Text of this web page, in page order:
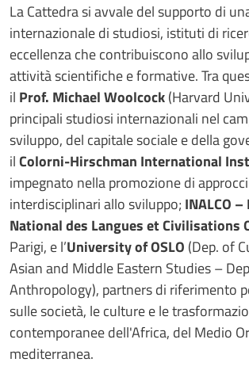
La Cattedra si avvale del supporto di
internazionale di studiosi, istituti di
eccellenza che contribuiscono allo
attività scientifiche e formative. Tra
il Prof. Michael Woolcock(Harvard
principali studiosi internazionali nel
sviluppo, del capitale sociale e della
ilColorni-Hirschman International
impegnato nella promozione di
interdisciplinari allo sviluppo; INALCO
National des Langues et Civilisations
Parigi, e l’University of OSLO (Dep. of
Asian and Middle Eastern Studies –
Anthropology), partners di riferimento
sulle società, le culture e le
contemporanee dell'Africa, del Medio
mediterranea.